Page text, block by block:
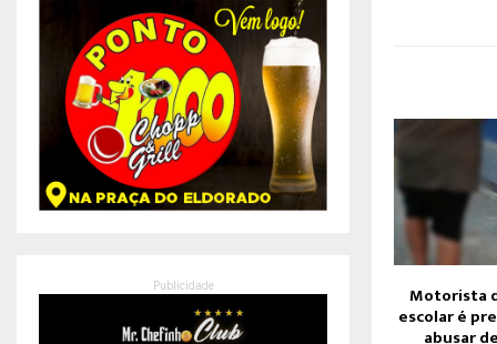
Motorista
escolar é
abusar
Publicidade